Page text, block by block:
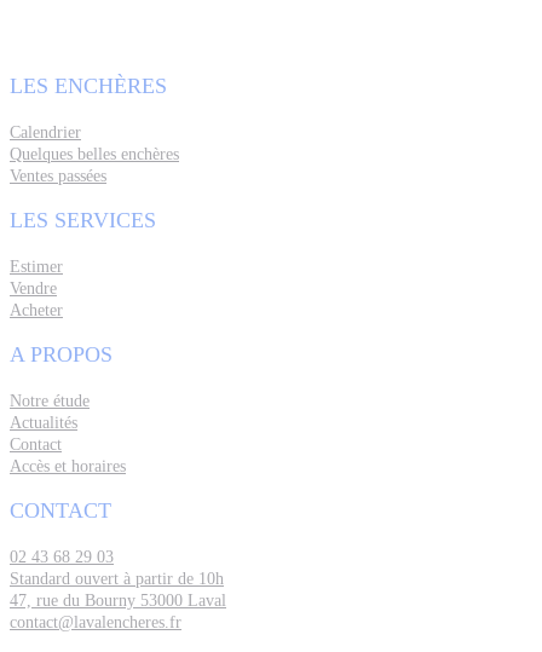
LES ENCHÈRES
Calendrier
Quelques belles enchères
Ventes passées
LES SERVICES
Estimer
Vendre
Acheter
A PROPOS
Notre étude
Actualités
Contact
Accès et horaires
CONTACT
02 43 68 29 03
Standard ouvert à partir de 10h
47, rue du Bourny 53000 Laval
contact@lavalencheres.fr